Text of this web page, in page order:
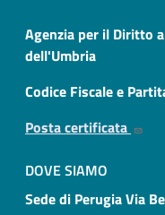
Agenzia per il Diritto
dell'Umbria
Codice Fiscale e
Posta certificata
DOVE SIAMO
Sede di Perugia Via